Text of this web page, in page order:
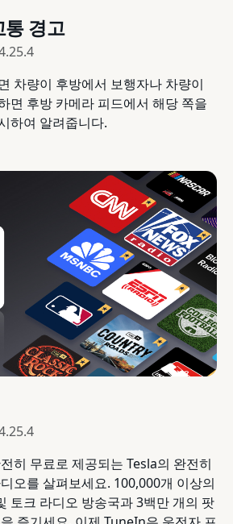
통 경고
차량이 후방에서 보행자나 차량이
면 후방 카메라 피드에서 해당 쪽을
하여 알려줍니다.
히 무료로 제공되는 Tesla의 완전히
오를 살펴보세요. 100,000개 이상의
토크 라디오 방송국과 3백만 개의 팟